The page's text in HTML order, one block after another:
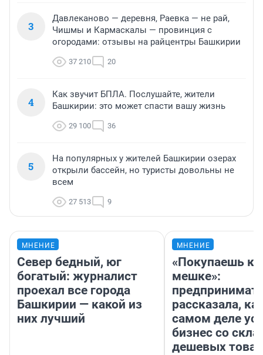
3
Давлеканово — деревня, Раевка — не рай,
Чишмы и Кармаскалы — провинция с
огородами: отзывы на райцентры Башкирии
37 210 20
4
Как звучит БПЛА. Послушайте, жители
Башкирии: это может спасти вашу жизнь
29 100 36
5
На популярных у жителей Башкирии озерах
открыли бассейн, но туристы довольны не
всем
27 513 9
МНЕНИЕ
Север бедный, юг
богатый: журналист
проехал все города
Башкирии — какой из
них лучший
МНЕНИЕ
«Покупаешь
мешке»:
рассказала,
самом деле
бизнес со
дешевых